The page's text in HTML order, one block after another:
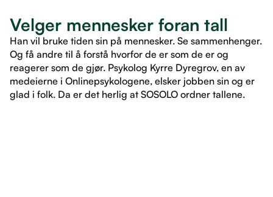
Velger mennesker foran tall
Han vil bruke tiden sin på mennesker. Se sammenhenger.
Og få andre til å forstå hvorfor de er som de er og
reagerer som de gjør. Psykolog Kyrre Dyregrov, en av
medeierne i Onlinepsykologene, elsker jobben sin og er
glad i folk. Da er det herlig at SOSOLO ordner tallene.